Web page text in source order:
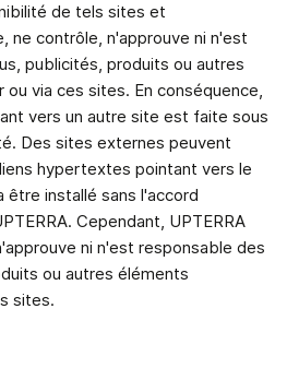
de tels sites et
ne contrôle, n'approuve ni n'est
publicités, produits ou autres
via ces sites. En conséquence,
vers un autre site est faite sous
Des sites externes peuvent
hypertextes pointant vers le
être installé sans l'accord
Cependant, UPTERRA
ni n'est responsable des
ou autres éléments
sites.